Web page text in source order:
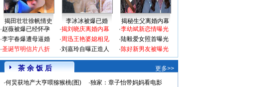
揭田壮壮徐帆情史 李冰冰被爆已婚
揭秘生父离婚内幕
·赵薇被爆已经怀孕
·李宇春爆遭母逼婚
·圣诞节明信片八折
·揭刘晓庆离婚内幕
·周迅王艳婆媳相见
·刘嘉玲自曝正造人
·李幼斌新恋情曝光
·陆毅爱女照首曝光
·陈好新男友被曝光
茶 余 饭 后
更多>>
·何炅获地产大亨喂猕猴桃(图) ·独家：章子怡带妈妈看电影